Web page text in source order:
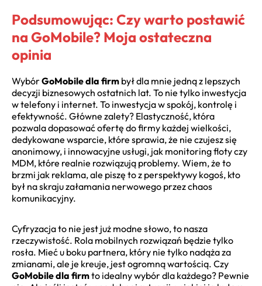
Podsumowując: Czy warto postawić
na GoMobile? Moja ostateczna
opinia
WybórGoMobile dla firm był dla mnie jedną z lepszych
decyzji biznesowych ostatnich lat. To nie tylko inwestycja
w telefony i internet. To inwestycja w spokój, kontrolę i
efektywność. Główne zalety? Elastyczność, która
pozwala dopasować ofertę do firmy każdej wielkości,
dedykowane wsparcie, które sprawia, że nie czujesz się
anonimowy, i innowacyjne usługi, jak monitoring floty czy
MDM, które realnie rozwiązują problemy. Wiem, że to
brzmi jak reklama, ale piszę to z perspektywy kogoś, kto
był na skraju załamania nerwowego przez chaos
komunikacyjny.
Cyfryzacja to nie jest już modne słowo, to nasza
rzeczywistość. Rola mobilnych rozwiązań będzie tylko
rosła. Mieć u boku partnera, który nie tylko nadąża za
zmianami, ale je kreuje, jest ogromną wartością. Czy
GoMobile dla firmto idealny wybór dla każdego? Pewnie